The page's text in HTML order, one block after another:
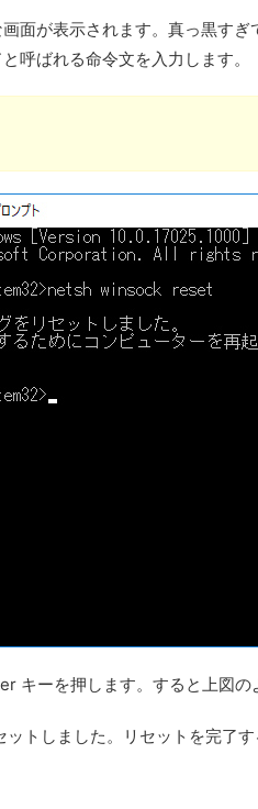
面が表示されます。真っ黒す
呼ばれる命令文を入力します。
キーを押します。すると上図の
ットしました。リセットを完了